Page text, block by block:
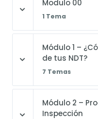
Modulo 00
1 Tema
Módulo 1 –
de tus NDT?
7 Temas
Módulo 2 –
Inspección